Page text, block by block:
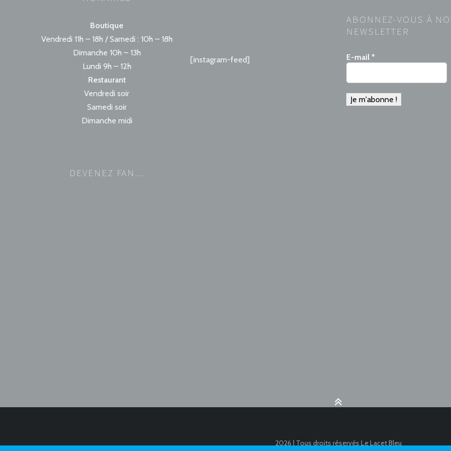
Boutique
Vendredi 11h – 18h / Samedi : 10h – 18h
Dimanche 10h – 13h
Lundi 9h – 12h
Restaurant
Vendredi soir
Samedi soir
Dimanche midi
[instagram-feed]
ABONNEZ-VOUS À
NEWSLETTER
E-mail *
DEVENEZ FAN…
2026 | Tous droits réservés Le Lacet Bleu